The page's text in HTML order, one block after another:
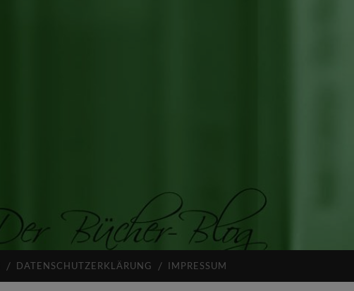
DATENSCHUTZERKLÄRUNG IMPRESSUM